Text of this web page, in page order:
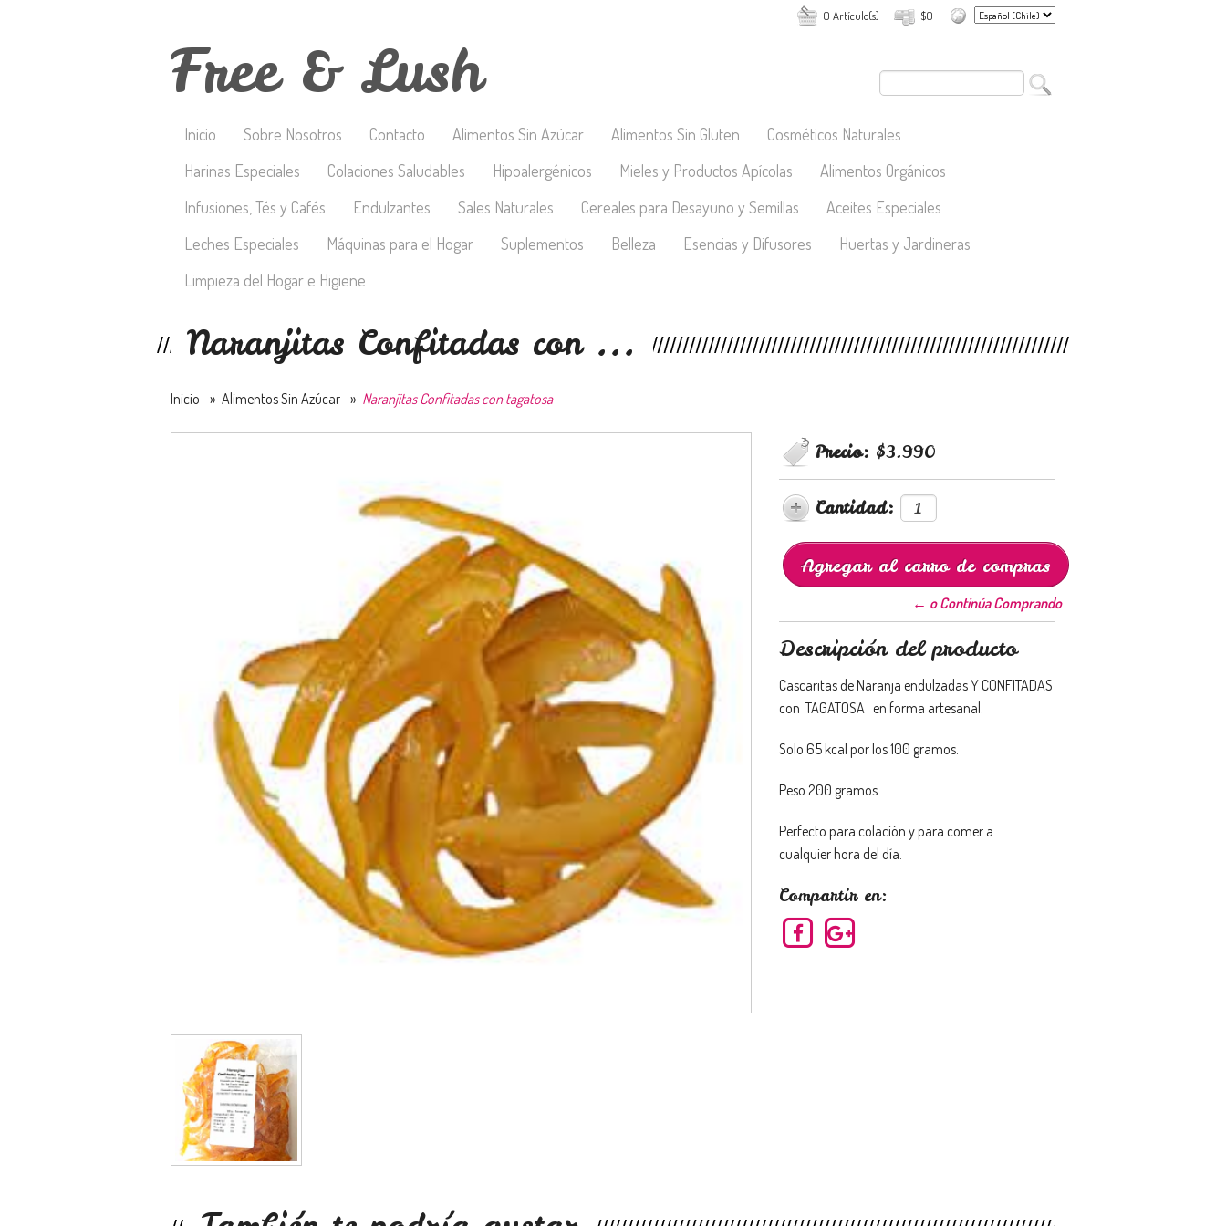
$0
0 Artículo(s)
Free & Lush
Inicio Sobre Nosotros Contacto Alimentos Sin Azúcar Alimentos Sin Gluten
Cosméticos Naturales
Harinas Especiales
Colaciones Saludables Hipoalergénicos Mieles y Productos Apícolas
Alimentos Orgánicos
Infusiones, Tés y Cafés
Endulzantes Sales Naturales Cereales para Desayuno y Semillas
Aceites Especiales
Leches Especiales
Máquinas para el Hogar Suplementos Belleza Esencias y Difusores
Huertas y Jardineras
Limpieza del Hogar e Higiene
Naranjitas Confitadas con ...
Inicio » Alimentos Sin Azúcar » Naranjitas Confitadas con tagatosa
Precio: $3.990
Cantidad:
← o Continúa Comprando
Descripción del producto
Cascaritas de Naranja endulzadas Y CONFITADAS
con TAGATOSA en forma artesanal.
Solo 65 kcal por los 100 gramos.
Peso 200 gramos.
Perfecto para colación y para comer a
cualquier hora del día.
Compartir en: